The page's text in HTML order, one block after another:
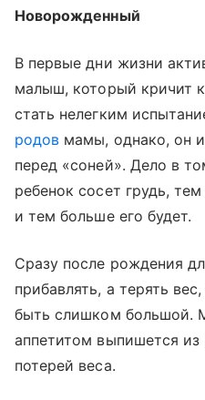
Новорожденный
В первые дни жизни
малыш, который кричит
стать нелегким
родов мамы, однако, он
перед «соней». Дело в
ребенок сосет грудь,
и тем больше его будет.
Сразу после рождения
прибавлять, а терять
быть слишком большой.
аппетитом выпишется
потерей веса.